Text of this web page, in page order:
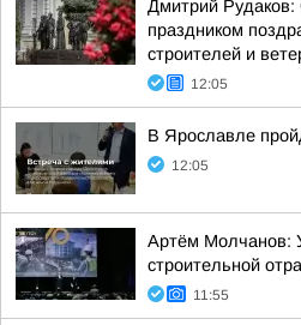
Дмитрий
праздником
строителей и
12:05
В Ярославле
12:05
Артём Молчанов:
строительной
11:55